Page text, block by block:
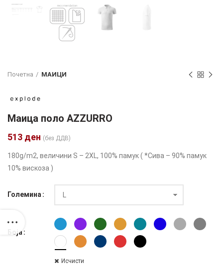
Почетна МАИЦИ
Маица поло AZZURRO
513 ден (без ДДВ)
180g/m2, величини S – 2XL, 100% памук ( *Сива – 90% памук
10% вискоза )
Големина
Боја
Исчисти